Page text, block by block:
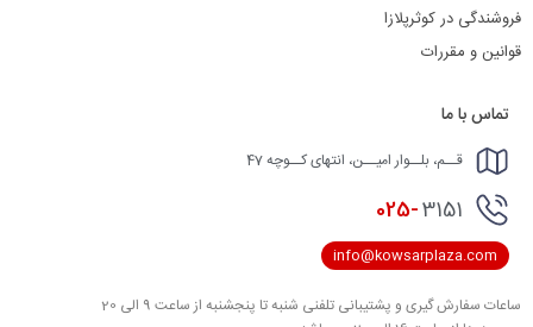
فروشندگی در کوثرپلازا
قوانین و مقررات
تماس با ما
قــم، بلــوار امیــن، انتهای کــوچه 47
025-3151
info@kowsarplaza.com
ساعات سفارش گیری و پشتیبانی تلفنی شنبه تا پنجشنبه از ساعت 9 الی 20